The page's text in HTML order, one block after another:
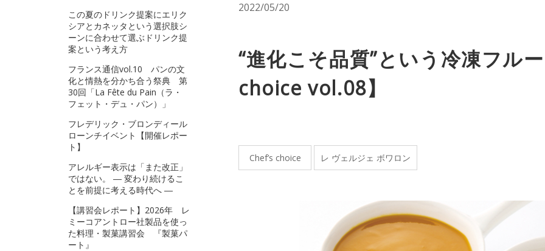
2022/05/20
“進化こそ品質”という冷凍フル
choice vol.08】
Chef’s choice レ ヴェルジェ ボワロン
この夏のドリンク提案にエリク
シアとカネッタという選択肢シ
ーンに合わせて選ぶドリンク提
案という考え方
フランス通信vol.10 パンの文
化と情熱を分かち合う祭典 第
30回「La Fête du Pain（ラ・
フェット・デュ・パン）」
フレデリック・ブロンディール
ローンチイベント【開催レポー
ト】
アレルギー表示は「また改正」
ではない。 ― 変わり続けるこ
とを前提に考える時代へ ―
【講習会レポート】2026年 レ
ミーコアントロー社製品を使っ
た料理・製菓講習会 『製菓パ
ート』